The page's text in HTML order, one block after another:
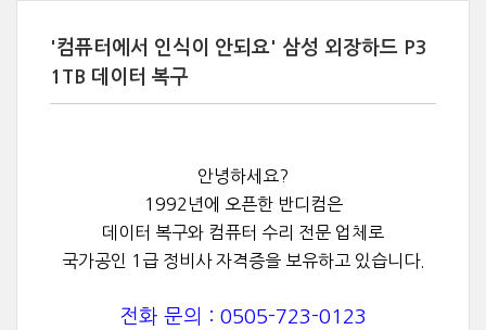
'컴퓨터에서 인식이 안되요' 삼성 외장하드 P3
1TB 데이터 복구
안녕하세요?
1992년에 오픈한 반디컴은
데이터 복구와 컴퓨터 수리 전문 업체로
국가공인 1급 정비사 자격증을 보유하고 있습니다.
전화 문의 : 0505-723-0123